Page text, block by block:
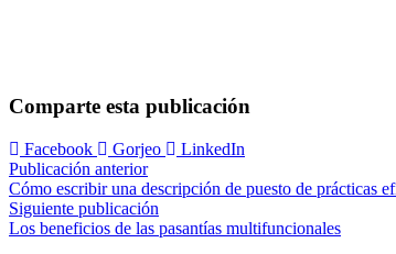
Comparte esta publicación
Facebook Gorjeo LinkedIn
Navegación
de
entradas
Publicación anterior
Cómo escribir una descripción de puesto de prácticas
Siguiente publicación
Los beneficios de las pasantías multifuncionales